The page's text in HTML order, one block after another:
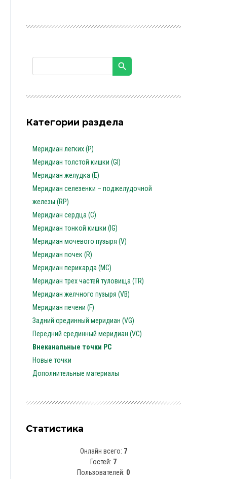
Категории раздела
Меридиан легких (P)
Меридиан толстой кишки (GI)
Меридиан желудка (E)
Меридиан селезенки – поджелудочной
железы (RP)
Меридиан сердца (C)
Меридиан тонкой кишки (IG)
Меридиан мочевого пузыря (V)
Меридиан почек (R)
Меридиан перикарда (MC)
Меридиан трех частей туловища (TR)
Меридиан желчного пузыря (VB)
Меридиан печени (F)
Задний срединный меридиан (VG)
Передний срединный меридиан (VC)
Внеканальные точки PC
Новые точки
Дополнительные материалы
Статистика
Онлайн всего: 7
Гостей: 7
Пользователей: 0